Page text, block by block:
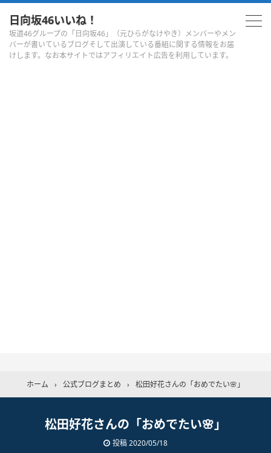
日向坂46いいね！
坂道46グループの「日向坂46」（元ひらがなけやき）メンバーやメン
バーが書いているブログそして出演している番組に関する情報をお届
けします。なお本サイトではアフィリエイト広告を利用しています。
ホーム › 公式ブログまとめ › 松田好花さんの「おめでたい🌸」
松田好花さんの「おめでたい🌸」
投稿2020/05/18